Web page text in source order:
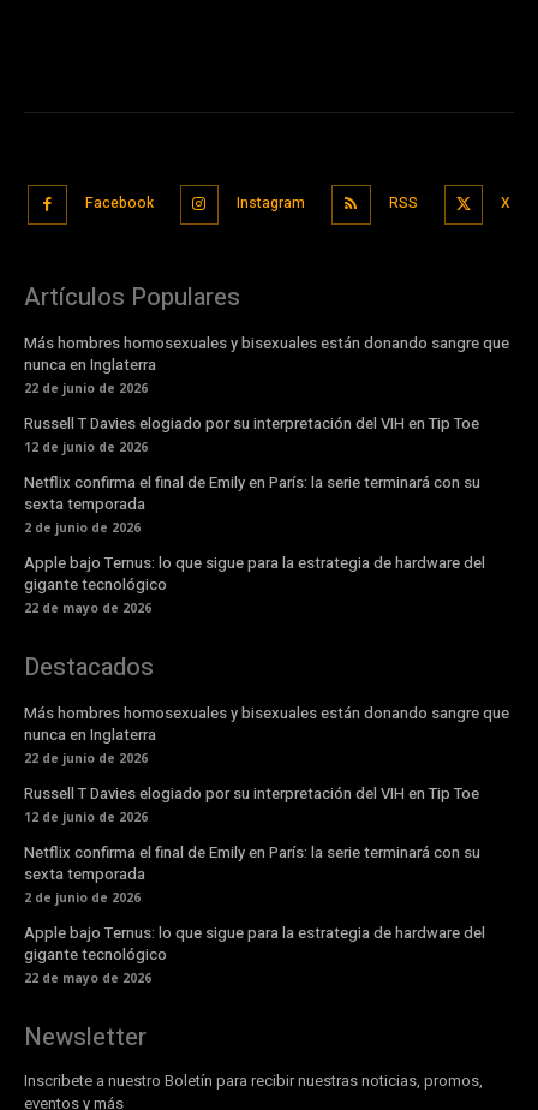
Facebook Instagram RSS X
Artículos Populares
Más hombres homosexuales y bisexuales están donando sangre que
nunca en Inglaterra
22 de junio de 2026
Russell T Davies elogiado por su interpretación del VIH en Tip Toe
12 de junio de 2026
Netflix confirma el final de Emily en París: la serie terminará con su
sexta temporada
2 de junio de 2026
Apple bajo Ternus: lo que sigue para la estrategia de hardware del
gigante tecnológico
22 de mayo de 2026
Destacados
Más hombres homosexuales y bisexuales están donando sangre que
nunca en Inglaterra
22 de junio de 2026
Russell T Davies elogiado por su interpretación del VIH en Tip Toe
12 de junio de 2026
Netflix confirma el final de Emily en París: la serie terminará con su
sexta temporada
2 de junio de 2026
Apple bajo Ternus: lo que sigue para la estrategia de hardware del
gigante tecnológico
22 de mayo de 2026
Newsletter
Inscribete a nuestro Boletín para recibir nuestras noticias, promos,
eventos y más